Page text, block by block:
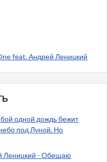
feat. Андрей Леницкий
одной дождь бежит
под Луной. Но
Леницкий - Обещаю